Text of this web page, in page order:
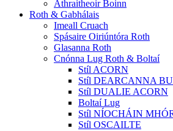
Athraitheoir Boinn
Roth & Gabhálais
Imeall Cruach
Spásaire Oiriúntóra Roth
Glasanna Roth
Cnónna Lug Roth & Boltaí
Stíl ACORN
Stíl DEARCANNA
Stíl DUALIE ACORN
Boltaí Lug
Stíl NÍOCHÁIN
Stíl OSCAILTE